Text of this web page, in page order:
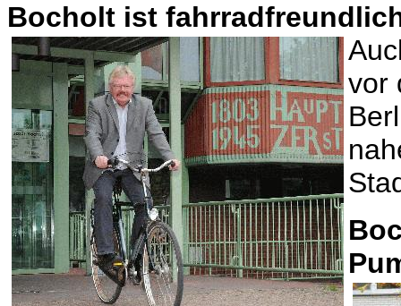
Bocholt ist
vor